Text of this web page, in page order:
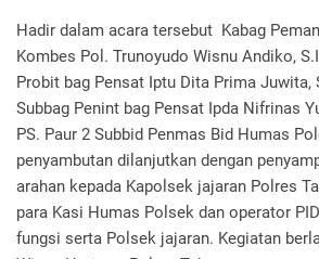
Hadir dalam acara tersebut Kabag
Kombes Pol. Trunoyudo Wisnu Andiko,
Probit bag Pensat Iptu Dita Prima Juwita,
Subbag Penint bag Pensat Ipda Nifrinas
PS. Paur 2 Subbid Penmas Bid Humas
penyambutan dilanjutkan dengan
arahan kepada Kapolsek jajaran Polres
para Kasi Humas Polsek dan operator
fungsi serta Polsek jajaran. Kegiatan